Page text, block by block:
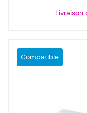
Livraison
Compatible